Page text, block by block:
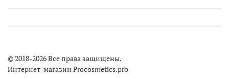
© 2018-2026 Все права защищены.
Интернет-магазин Procosmetics.pro